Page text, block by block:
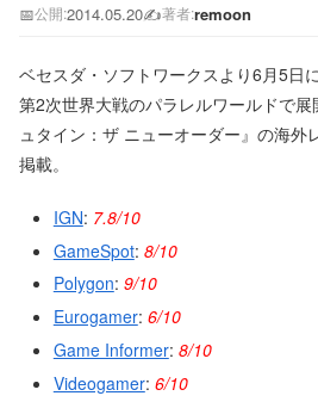
📅公開:2014.05.20✍️著者:remoon
ベセスダ・ソフトワークスより6月5日
第2次世界大戦のパラレルワールドで
ュタイン：ザ ニューオーダー』の海外
掲載。
IGN: 7.8/10
GameSpot: 8/10
Polygon: 9/10
Eurogamer: 6/10
Game Informer: 8/10
Videogamer: 6/10